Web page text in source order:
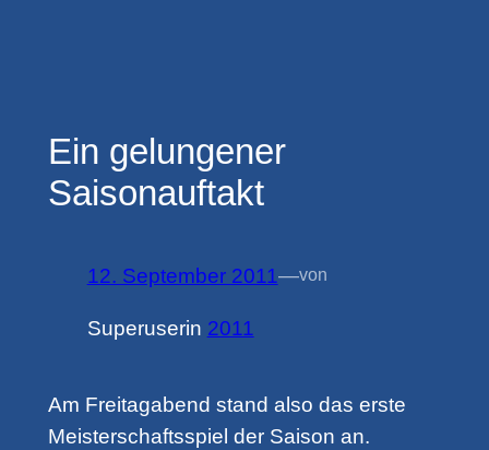
Ein gelungener
Saisonauftakt
12. September 2011—von
Superuserin 2011
Am Freitagabend stand also das erste
Meisterschaftsspiel der Saison an.